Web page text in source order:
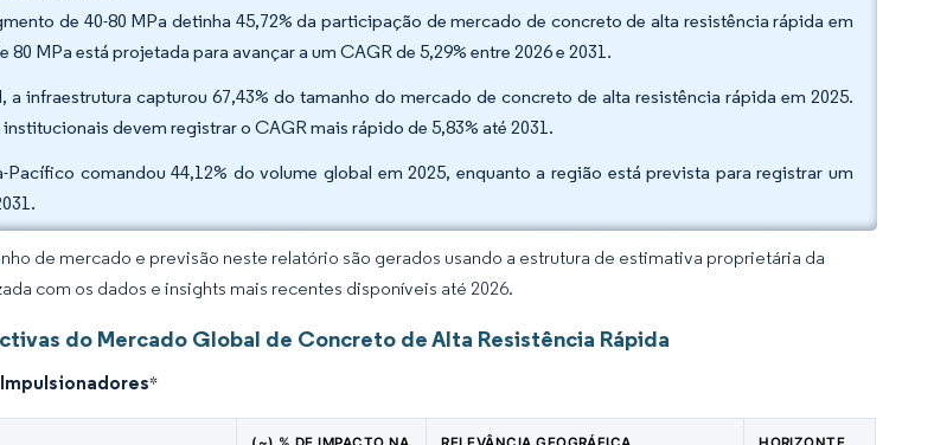
de 40-80 MPa detinha 45,72% da participação de mercado de concreto de alta resistência rápida em
80 MPa está projetada para avançar a um CAGR de 5,29% entre 2026 e 2031.
a infraestrutura capturou 67,43% do tamanho do mercado de concreto de alta resistência rápida em 2025.
devem registrar o CAGR mais rápido de 5,83% até 2031.
Pacífico comandou 44,12% do volume global em 2025, enquanto a região está prevista para registrar um
de mercado e previsão neste relatório são gerados usando a estrutura de estimativa proprietária da
com os dados e insights mais recentes disponíveis até 2026.
do Mercado Global de Concreto de Alta Resistência Rápida
*